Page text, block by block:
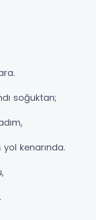
soğuktan;
kenarında.